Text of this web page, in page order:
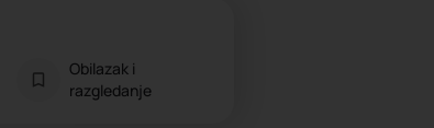
Obilazak i
razgledanje